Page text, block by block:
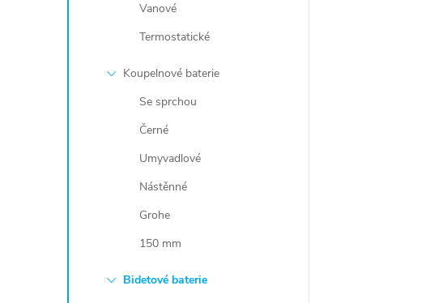
Vanové
Termostatické
Koupelnové baterie
Se sprchou
Černé
Umyvadlové
Nástěnné
Grohe
150 mm
Bidetové baterie